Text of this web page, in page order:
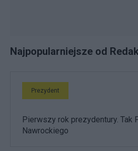
Najpopularniejsze od
Prezydent
Pierwszy rok prezydentury. Tak
Nawrockiego